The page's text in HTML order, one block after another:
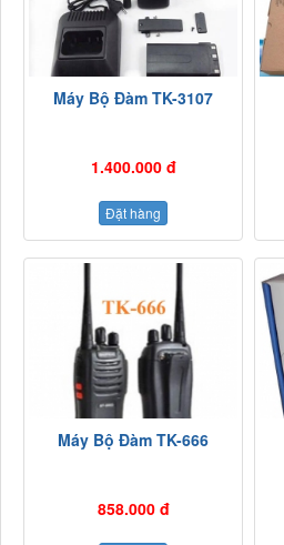
Máy Bộ Đàm TK-3107
1.400.000 đ
Đặt hàng
Máy Bộ Đàm TK-666
858.000 đ